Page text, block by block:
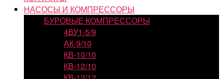
НАСОСЫ И КОМПРЕССОРЫ
БУРОВЫЕ КОМПРЕССОРЫ
4ВУ1-5/9
АК-9/10
КВ-10/10
КВ-12/10